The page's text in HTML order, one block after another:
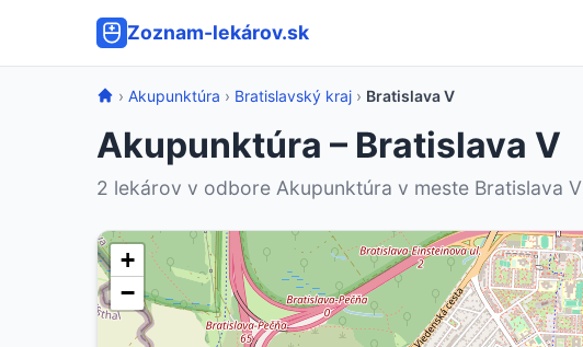
Zoznam-lekárov.sk
› Akupunktúra › Bratislavský kraj › Bratislava V
Akupunktúra – Bratislava V
2 lekárov v odbore Akupunktúra v meste Bratislava V
+
−